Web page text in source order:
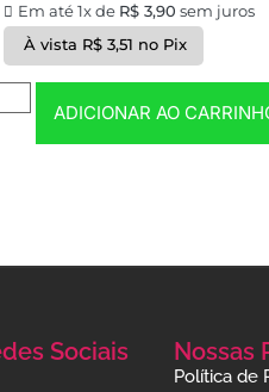
Em até 1x de R$3,90 sem juros
À vista R$ 3,51 no Pix
ADICIONAR AO
Sociais Nossas
Política de